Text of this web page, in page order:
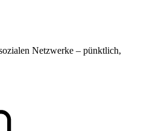
Netzwerke – pünktlich,